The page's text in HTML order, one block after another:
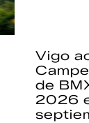
Vigo
de
2026